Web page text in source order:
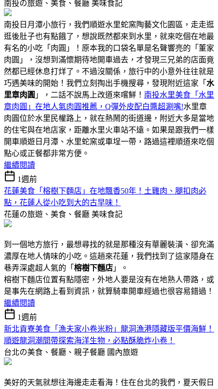
南投の旅遊、美食、餐廳 美味食記
南投日月潭小旅行，我們順遊水里蛇窯陶藝文化園區，走走逛
逛後肚子也有點餓了，想說既然都來到水里，就來吃個在地最
有名的小吃「肉圓」！原本我的口袋名單是名聲響亮的「董家
肉圓」，沒想到滿懷期待地開車過去，才發現三兄弟的店面竟
然都已經休息打烊了。不過沒關係，旅行中的小意外往往就是
巧遇美味的開始！我們立刻掏出手機搜尋，發現附近這家「 水
里章肉圓 」，二話不說馬上改道來嚐鮮！ 南投水里美食「水里
章肉圓」在地人氣肉圓推薦，Q彈外皮配白醬超涮嘴!水里章
肉圓位於水里民權路上，就在熱鬧的街道邊，附近大多是當地
的住宅與在地店家，距離水里火車站不遠。如果是跟我們一樣
開車順遊日月潭、水里蛇窯或車埕一帶，路過這裡順道來吃個
點心或正餐都非常方便。
繼續閱讀
1週前
花蓮美食「榕樹下麵店」在地飄香50年！土雞肉、腿扣肉必
點，花蓮人從小吃到大的古早味！
花蓮の旅遊、美食、餐廳 美味食記
到一個地方旅行，最想尋找的就是那種沒有華麗裝潢、卻充滿
濃厚在地人情味的小吃。這趟來花蓮，我們找到了這家隱身在
巷弄深處超人氣的「 榕樹下麵店 」。
榕樹下麵店位置有點隱密，外地人要是沒有在地熟人帶路，或
是事先在網路上看到資訊，就算騎車開車經過也很容易錯過！
繼續閱讀
1週前
新北貢寮美食「漁夫家小卷米粉」龍洞漁港隱藏版平價海鮮！
順遊龍洞潮間帶探索海洋生物，必點酥脆炸小卷！
台北の美食、餐廳、親子餐廳 國內旅遊
美好的天氣就想往海邊走走看海！住在台北的我們，夏天假日